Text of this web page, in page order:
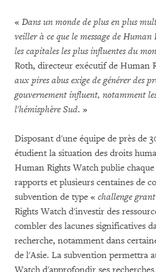
« Dans un monde de plus en plus
veiller à ce que le message de
les capitales les plus influentes du
Roth, directeur exécutif de Human
aux pires abus exige de générer des
gouvernement influent, notamment
l'hémisphère Sud. »
Disposant d'une équipe de près de
étudient la situation des droits
Human Rights Watch publie
rapports et plusieurs centaines de
subvention de type « challenge grant
Rights Watch d'investir des
combler des lacunes significatives
recherche, notamment dans
de l'Asie. La subvention permettra